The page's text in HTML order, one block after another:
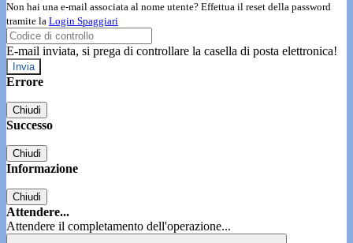
Non hai una e-mail associata al nome utente? Effettua il reset della password
tramite la Login Spaggiari
E-mail inviata, si prega di controllare la casella di posta elettronica!
Errore
Chiudi
Successo
Chiudi
Informazione
Chiudi
Attendere...
Attendere il completamento dell'operazione...